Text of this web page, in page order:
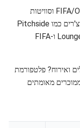
רוצה ודאות? אירוח יוקרתי דרך FIFA/On Location וסוויטות
פרטיות יתנו את הפתרון הבטוח ביותר, עם פיצ'רים כמו Pitchside
Lounge, VIP, Trophy Lounge, Champions Club ו-FIFA
ואירוח? פלטפורמת
מאומתים